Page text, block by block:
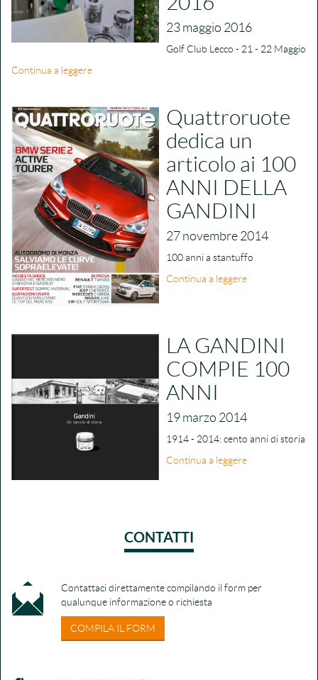
23 maggio 2016
Golf Club Lecco - 21 - 22 Maggio
Continua a leggere
Quattroruote
dedica un
articolo ai 100
ANNI DELLA
GANDINI
27 novembre 2014
100 anni a stantuffo
Continua a leggere
LA GANDINI
COMPIE 100
ANNI
19 marzo 2014
1914 - 2014: cento anni di storia
Continua a leggere
CONTATTI
Contattaci direttamente compilando il form per
qualunque informazione o richiesta
COMPILA IL FORM